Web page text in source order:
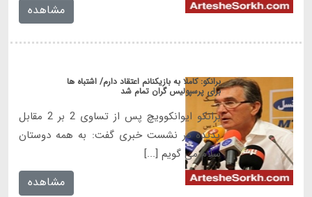
مشاهده
برانکو: کاملا به بازیکنانم اعتقاد دارم/ اشتباه ها
برای پرسپولیس گران تمام شد
برانکو ایوانکوویچ پس از تساوی 2 بر 2 مقابل
پدیده در نشست خبری گفت: به همه دوستان
سلام می گویم [...]
مشاهده